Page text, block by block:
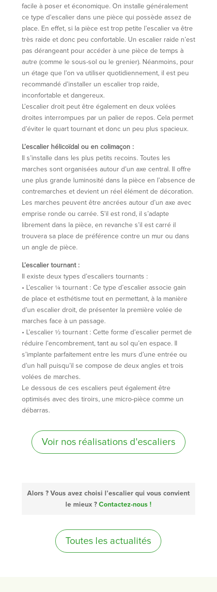
facile à poser et économique. On installe généralement
ce type d’escalier dans une pièce qui possède assez de
place. En effet, si la pièce est trop petite l’escalier va être
très raide et donc peu confortable. Un escalier raide n’est
pas dérangeant pour accéder à une pièce de temps à
autre (comme le sous-sol ou le grenier). Néanmoins, pour
un étage que l’on va utiliser quotidiennement, il est peu
recommandé d’installer un escalier trop raide,
inconfortable et dangereux.
L’escalier droit peut être également en deux volées
droites interrompues par un palier de repos. Cela permet
d’éviter le quart tournant et donc un peu plus spacieux.
L’escalier hélicoïdal ou en colimaçon :
Il s’installe dans les plus petits recoins. Toutes les
marches sont organisées autour d’un axe central. Il offre
une plus grande luminosité dans la pièce en l’absence de
contremarches et devient un réel élément de décoration.
Les marches peuvent être ancrées autour d’un axe avec
emprise ronde ou carrée. S’il est rond, il s’adapte
librement dans la pièce, en revanche s’il est carré il
trouvera sa place de préférence contre un mur ou dans
un angle de pièce.
L’escalier tournant :
Il existe deux types d’escaliers tournants :
• L’escalier ¼ tournant : Ce type d’escalier associe gain
de place et esthétisme tout en permettant, à la manière
d’un escalier droit, de présenter la première volée de
marches face à un passage.
• L’escalier ½ tournant : Cette forme d’escalier permet de
réduire l’encombrement, tant au sol qu’en espace. Il
s’implante parfaitement entre les murs d’une entrée ou
d’un hall puisqu’il se compose de deux angles et trois
volées de marches.
Le dessous de ces escaliers peut également être
optimisés avec des tiroirs, une micro-pièce comme un
débarras.
Voir nos réalisations d'escaliers
Alors ? Vous avez choisi l’escalier qui vous convient
le mieux ? Contactez-nous !
Toutes les actualités